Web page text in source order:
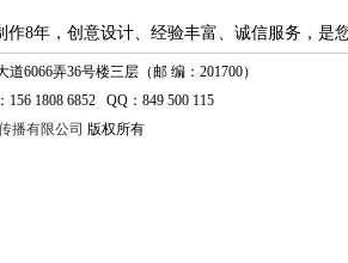
作8年，创意设计、经验丰富、诚信服务，是
6066弄36号楼三层（邮 编：201700）
1808 6852 QQ：849 500 115
播有限公司 版权所有